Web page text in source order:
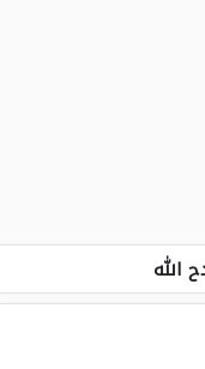
الله